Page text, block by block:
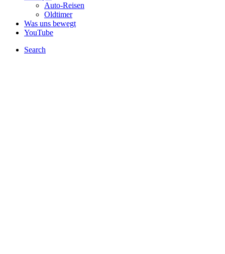
Auto-Reisen
Oldtimer
Was uns bewegt
YouTube
Search